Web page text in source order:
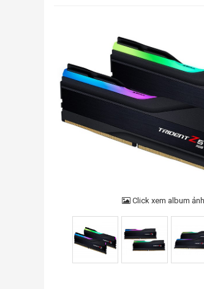
Click xem album